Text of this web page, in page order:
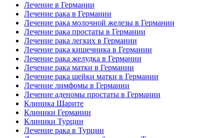
Лечение в Германии
Лечение рака в Германии
Лечение рака молочной железы в Германии
Лечение рака простаты в Германии
Лечение рака легких в Германии
Лечение рака кишечника в Германии
Лечение рака желудка в Германии
Лечение рака матки в Германии
Лечение рака шейки матки в Германии
Лечение лимфомы в Германии
Лечение аденомы простаты в Германии
Клиника Шарите
Клиники Германии
Клиники Турции
Лечение рака в Турции